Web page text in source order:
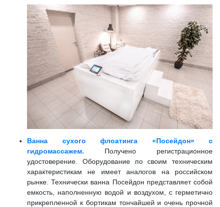
Ванна сухого флоатинга «Посейдон» с
гидромассажем. Получено регистрационное
удостоверение. Оборудование по своим техническим
характеристикам не имеет аналогов на российском
рынке. Технически ванна Посейдон представляет собой
емкость, наполненную водой и воздухом, с герметично
прикрепленной к бортикам тончайшей и очень прочной